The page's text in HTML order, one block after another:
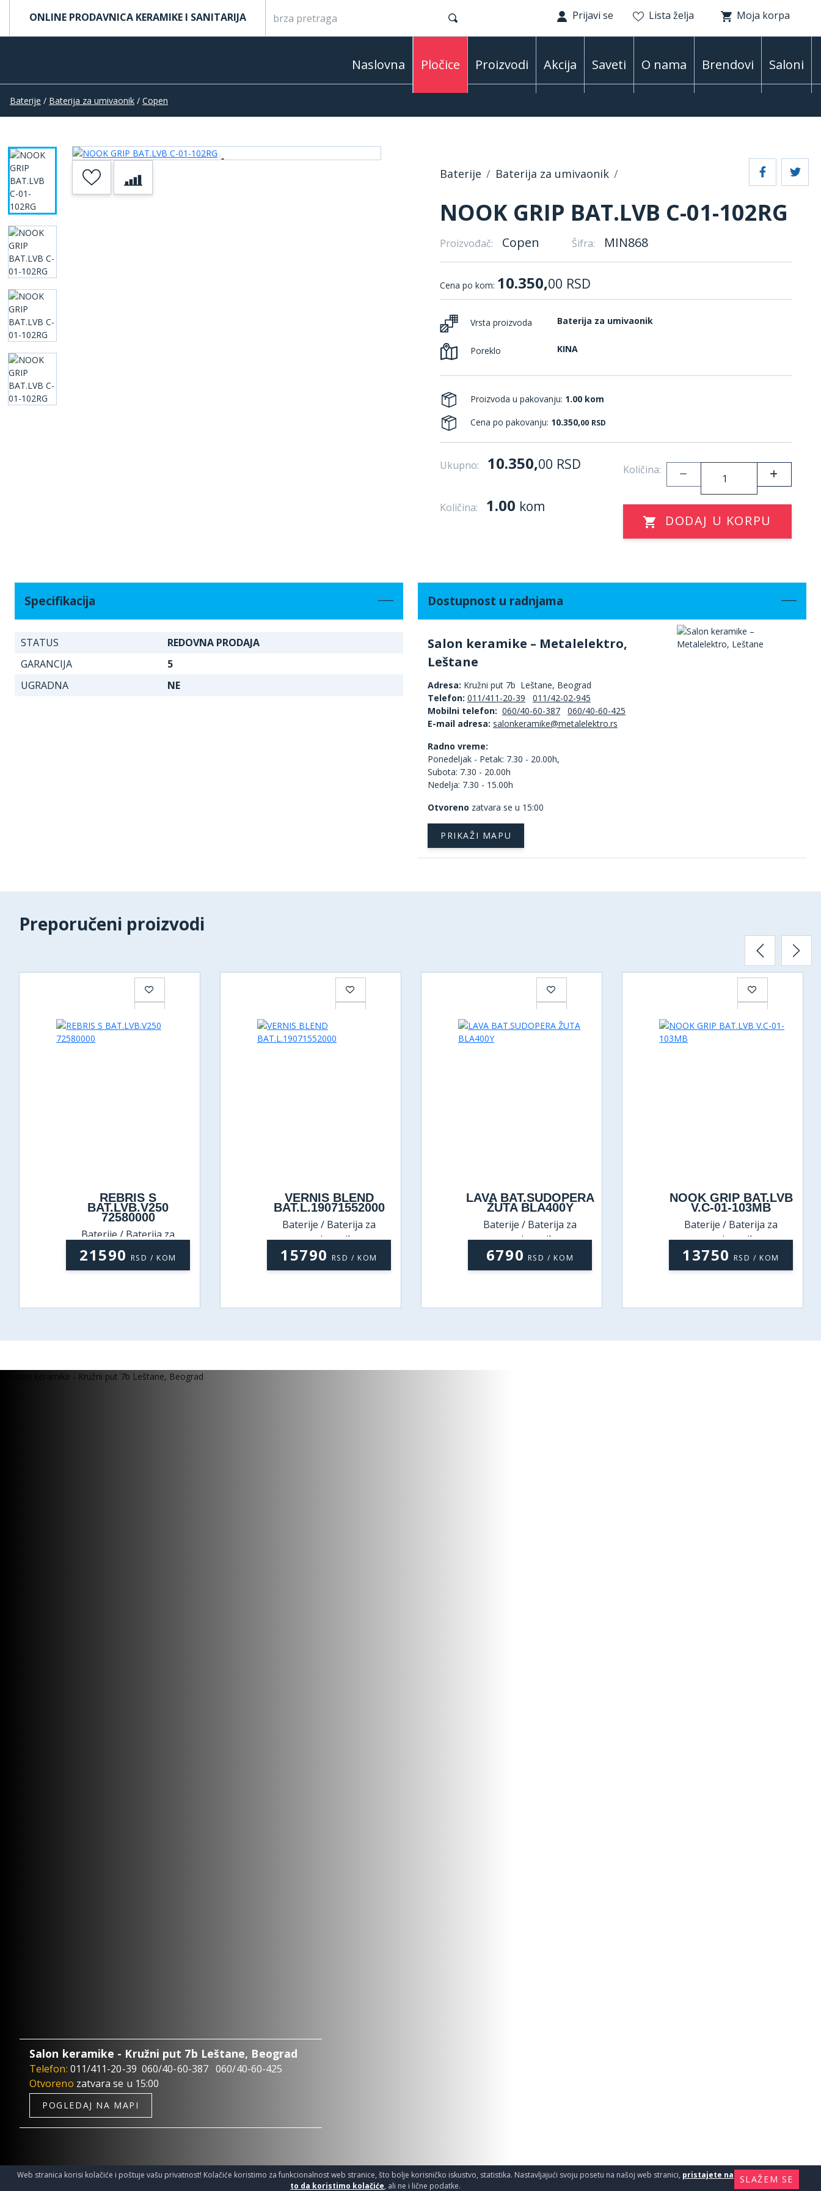
ONLINE PRODAVNICA KERAMIKE I SANITARIJA Prijavi se Lista želja Moja korpa
Naslovna Pločice Proizvodi Akcija Saveti O nama Brendovi Saloni
Baterije / Baterija za umivaonik / Copen
Baterije Baterija za umivaonik
NOOK GRIP BAT.LVB C-01-102RG
Proizvođač: Copen Šifra: MIN868
Cena po kom: 10.350,00 RSD
Vrsta proizvoda Baterija za umivaonik
Poreklo KINA
Proizvoda u pakovanju: 1.00 kom
Cena po pakovanju: 10.350,00 RSD
Ukupno: 10.350,00 RSD Količina:
Količina: 1.00 kom
DODAJ U KORPU
Specifikacija
STATUS
REDOVNA PRODAJA
GARANCIJA
5
UGRADNA
NE
Dostupnost u radnjama
Salon keramike – Metalelektro,
Leštane
Adresa: Kružni put 7b Leštane, Beograd
Telefon: 011/411-20-39
011/42-02-945
Mobilni telefon: 060/40-60-387
060/40-60-425
E-mail adresa:
Radno vreme:
Ponedeljak - Petak: 7.30 - 20.00h,
Subota: 7.30 - 20.00h
Nedelja: 7.30 - 15.00h
Otvoreno zatvara se u 15:00
PRIKAŽI MAPU
Preporučeni proizvodi
REBRIS S
BAT.LVB.V250
72580000
Baterije / Baterija za
umivaonik
21590 RSD / KOM
VERNIS BLEND
BAT.L.19071552000
Baterije / Baterija za
umivaonik
15790 RSD / KOM
LAVA BAT.SUDOPERA
ŽUTA BLA400Y
Baterije / Baterija za
umivaonik
6790 RSD / KOM
NOOK GRIP BAT.LVB
V.C-01-103MB
Baterije / Baterija za
umivaonik
13750 RSD / KOM
Salon keramike - Kružni put 7b Leštane, Beograd
Telefon: 011/411-20-39 060/40-60-387 060/40-60-425
Otvoreno zatvara se u 15:00
POGLEDAJ NA MAPI
SLAŽEM SE
Web stranica korisi kolačiće i poštuje vašu privatnost! Kolačiće koristimo za funkcionalnost web stranice, što bolje korisničko iskustvo, statistika. Nastavljajući svoju posetu na našoj web stranici, pristajete na
to da koristimo kolačiće, ali ne i lične podatke.